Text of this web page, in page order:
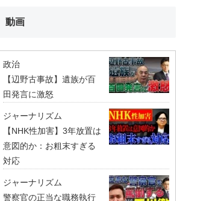
動画
政治
【辺野古事故】遺族が百
田発言に激怒
ジャーナリズム
【NHK性加害】3年放置は
意図的か：お粗末すぎる
対応
ジャーナリズム
警察官の正当な職務執行